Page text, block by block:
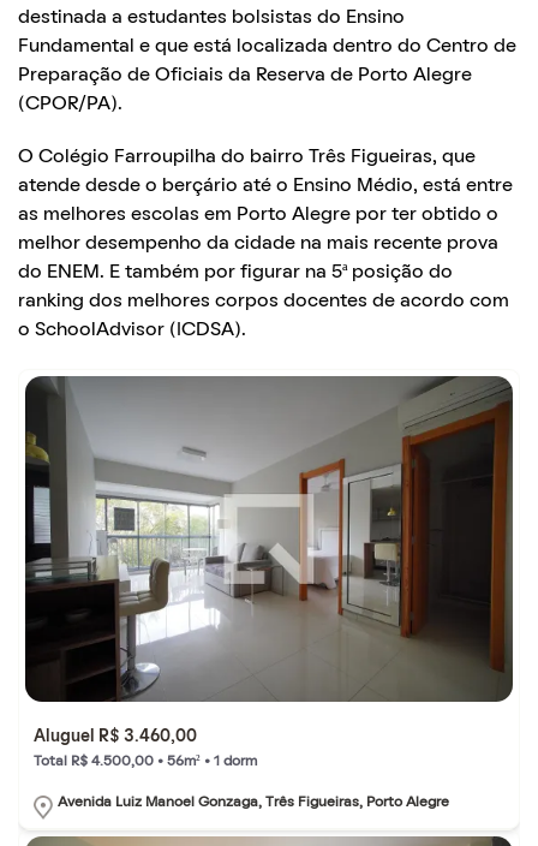
destinada a estudantes bolsistas do Ensino
Fundamental e que está localizada dentro do Centro de
Preparação de Oficiais da Reserva de Porto Alegre
(CPOR/PA).
O Colégio Farroupilha do bairro Três Figueiras, que
atende desde o berçário até o Ensino Médio, está entre
as melhores escolas em Porto Alegre por ter obtido o
melhor desempenho da cidade na mais recente prova
do ENEM. E também por figurar na 5ª posição do
ranking dos melhores corpos docentes de acordo com
o SchoolAdvisor (ICDSA).
Aluguel R$ 3.460,00
Total R$ 4.500,00 • 56m² • 1 dorm
Avenida Luiz Manoel Gonzaga, Três Figueiras, Porto Alegre